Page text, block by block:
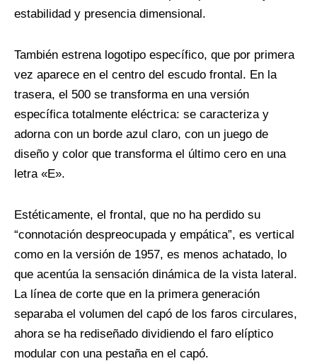
estabilidad y presencia dimensional.
También estrena logotipo específico, que por primera
vez aparece en el centro del escudo frontal. En la
trasera, el 500 se transforma en una versión
específica totalmente eléctrica: se caracteriza y
adorna con un borde azul claro, con un juego de
diseño y color que transforma el último cero en una
letra «E».
Estéticamente, el frontal, que no ha perdido su
“connotación despreocupada y empática”, es vertical
como en la versión de 1957, es menos achatado, lo
que acentúa la sensación dinámica de la vista lateral.
La línea de corte que en la primera generación
separaba el volumen del capó de los faros circulares,
ahora se ha rediseñado dividiendo el faro elíptico
modular con una pestaña en el capó.